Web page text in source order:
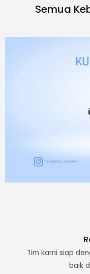
Semua
Tim kami siap
baik